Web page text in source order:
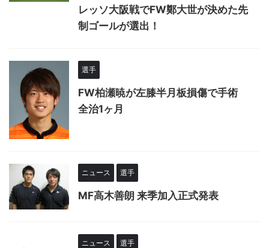
レッソ大阪戦でFW鄭大世が決めた先
制ゴールが選出！
選手
FW柏瀬暁が左膝半月板損傷で手術
全治1ヶ月
ニュース 選手
MF高木善朗 来季加入正式発表
ニュース 選手